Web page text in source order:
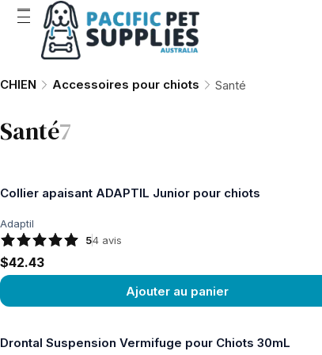
CHIEN Accessoires pour chiots Santé
Santé7
Collier apaisant ADAPTIL Junior pour chiots
Adaptil
54 avis
$42.43
Ajouter au panier
Drontal Suspension Vermifuge pour Chiots 30mL